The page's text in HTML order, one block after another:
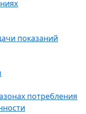
показаний
потребления